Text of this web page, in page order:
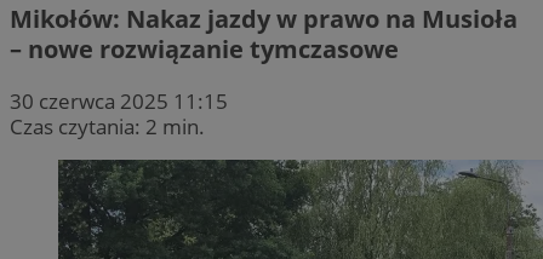
Mikołów: Nakaz jazdy w prawo na Musioła
– nowe rozwiązanie tymczasowe
30 czerwca 2025 11:15
Czas czytania: 2 min.